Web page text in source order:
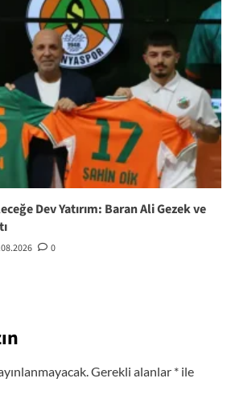
Dev Yatırım: Baran Ali Gezek ve
0
Gerekli alanlar *ile